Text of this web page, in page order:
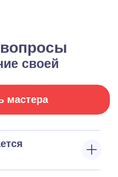
своей
мастера